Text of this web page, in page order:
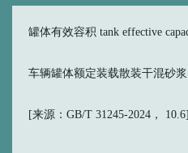
罐体有效容积 tank effective
车辆罐体额定装载散装干混砂浆
[来源：GB/T 31245-2024， 10.6]